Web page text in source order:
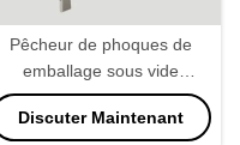
Pêcheur de phoques de
emballage sous vide
industriel de nourriture de
machine de preuve de la
Discuter Maintenant